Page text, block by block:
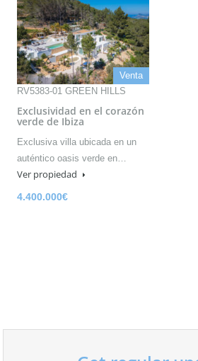
Venta
RV5383-01 GREEN HILLS
Exclusividad en el corazón
verde de Ibiza
Exclusiva villa ubicada en un
auténtico oasis verde en…
Ver propiedad
4.400.000€